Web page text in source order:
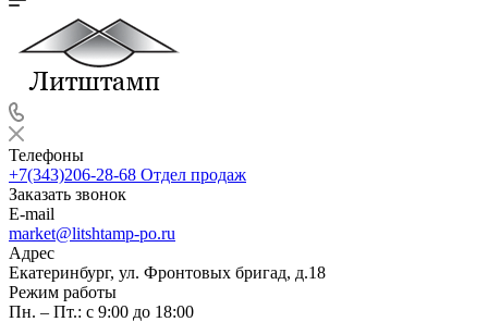
Телефоны
+7(343)206-28-68 Отдел продаж
Заказать звонок
E-mail
market@litshtamp-po.ru
Адрес
Екатеринбург, ул. Фронтовых бригад, д.18
Режим работы
Пн. – Пт.: с 9:00 до 18:00